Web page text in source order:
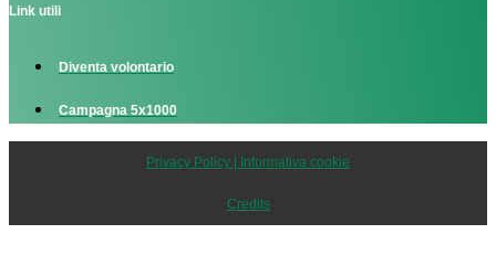
Link utili
Diventa volontario
Campagna 5x1000
Privacy Policy | Informativa cookie
Credits